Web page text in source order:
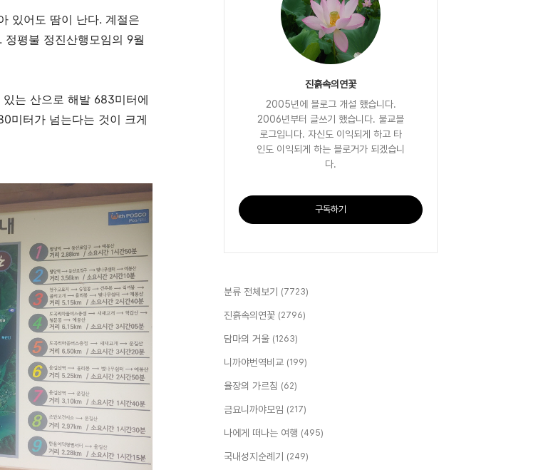
있어도 땀이 난다. 계절은
. 정평불 정진산행모임의 9월
는 산으로 해발 683미터에
미터가 넘는다는 것이 크게
진흙속의연꽃
2005년에 블로그 개설 했습니다.
2006년부터 글쓰기 했습니다. 불교블
로그입니다. 자신도 이익되게 하고 타
인도 이익되게 하는 블로거가 되겠습니
다.
구독하기
분류 전체보기 (7723)
진흙속의연꽃 (2796)
담마의 거울 (1263)
니까야번역비교 (199)
율장의 가르침 (62)
금요니까야모임 (217)
나에게 떠나는 여행 (495)
국내성지순례기 (249)